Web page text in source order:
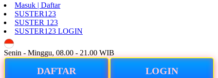
Masuk | Daftar
SUSTER123
SUSTER 123
SUSTER123 LOGIN
Senin - Minggu, 08.00 - 21.00 WIB
DAFTAR LOGIN